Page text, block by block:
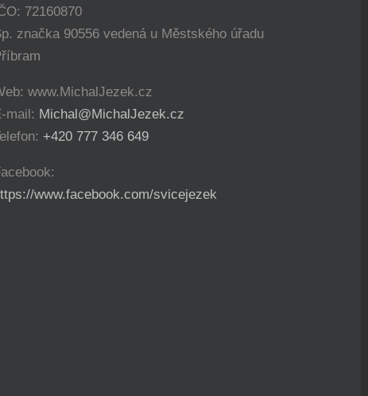
72160870
značka 90556 vedená u Městského úřadu
www.MichalJezek.cz
mail: Michal@MichalJezek.cz
+420 777 346 649
www.facebook.com/svicejezek